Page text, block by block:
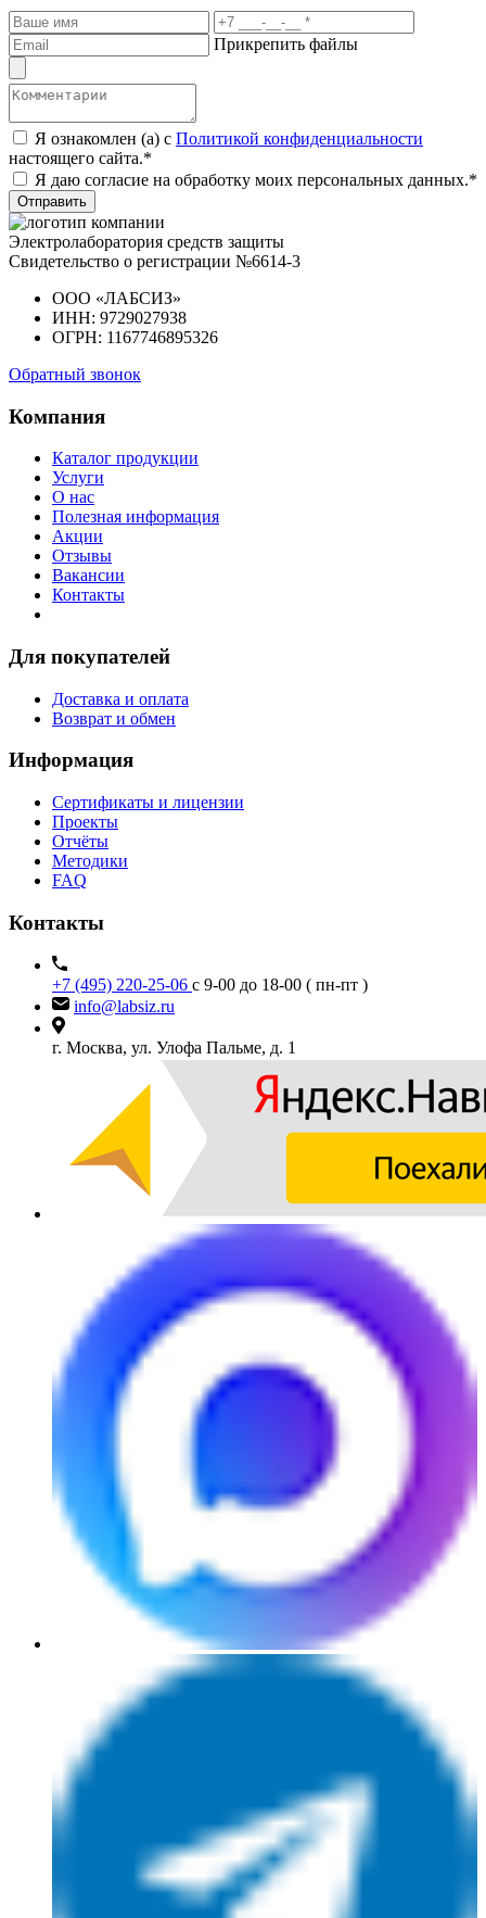
Прикрепить файлы
Я ознакомлен (а) с Политикой конфиденциальности
настоящего сайта.*
Я даю согласие на обработку моих персональных данных.*
Отправить
Электролаборатория средств защиты
Свидетельство о регистрации №6614-3
ООО «ЛАБСИЗ»
ИНН: 9729027938
ОГРН: 1167746895326
Обратный звонок
Компания
Каталог продукции
Услуги
О нас
Полезная информация
Акции
Отзывы
Вакансии
Контакты
Для покупателей
Доставка и оплата
Возврат и обмен
Информация
Сертификаты и лицензии
Проекты
Отчёты
Методики
FAQ
Контакты
+7 (495) 220-25-06 с 9-00 до 18-00 ( пн-пт )
info@labsiz.ru
г. Москва, ул. Улофа Пальме, д. 1